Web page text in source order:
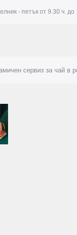
- петък от 9.30 ч.
сервиз за чай в